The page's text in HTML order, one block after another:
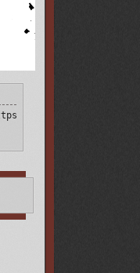
align]
upforme.ru/